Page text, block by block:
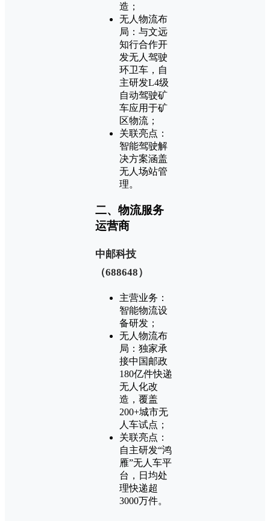
造；
无人物流布
局：与文远
知行合作开
发无人驾驶
环卫车，自
主研发L4级
自动驾驶矿
车应用于矿
区物流；
关联亮点：
智能驾驶解
决方案涵盖
无人场站管
理。
二、物流服务
运营商
‌中邮科技
（688648）‌
主营业务：
智能物流设
备研发；
无人物流布
局：独家承
接中国邮政
180亿件快递
无人化改
造，覆盖
200+城市无
人车试点；
关联亮点：
自主研发“鸿
雁”无人车平
台，日均处
理快递超
3000万件。